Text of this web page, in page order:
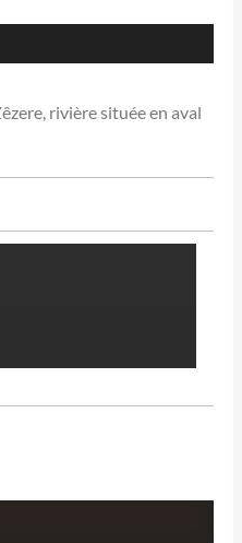
rivière située en aval